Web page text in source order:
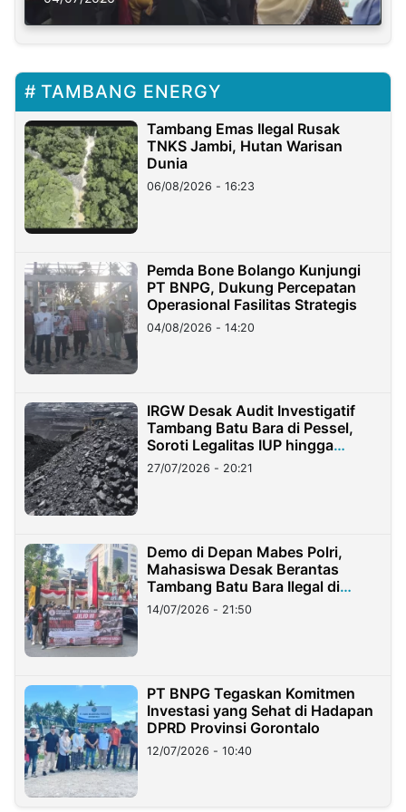
TAMBANG ENERGY
Tambang Emas Ilegal Rusak
TNKS Jambi, Hutan Warisan
Dunia
06/08/2026 - 16:23
Pemda Bone Bolango Kunjungi
PT BNPG, Dukung Percepatan
Operasional Fasilitas Strategis
04/08/2026 - 14:20
IRGW Desak Audit Investigatif
Tambang Batu Bara di Pessel,
Soroti Legalitas IUP hingga
Stockpile
27/07/2026 - 20:21
Demo di Depan Mabes Polri,
Mahasiswa Desak Berantas
Tambang Batu Bara Ilegal di
Lampung
14/07/2026 - 21:50
PT BNPG Tegaskan Komitmen
Investasi yang Sehat di Hadapan
DPRD Provinsi Gorontalo
12/07/2026 - 10:40